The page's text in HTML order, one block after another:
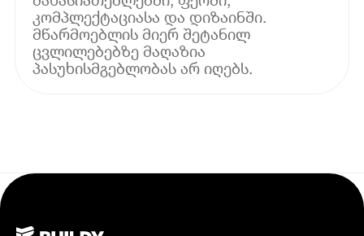
კომპლექტაციასა და დიზაინში.
მწარმოებლის მიერ შეტანილ
ცვლილებებზე მაღაზია
პასუხისმგებლობას არ იღებს.